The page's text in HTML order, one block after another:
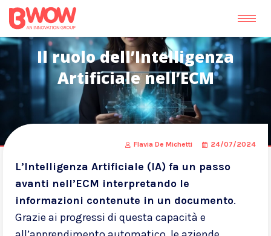
Il ruolo dell’Intelligenza
Artificiale nell’ECM
Flavia De Michetti 24/07/2024
L’Intelligenza Artificiale (IA) fa un passo
avanti nell’ECM interpretando le
informazioni contenute in un documento.
Grazie ai progressi di questa capacità e